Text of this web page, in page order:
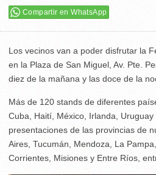
Compartir en WhatsApp
Los vecinos van a poder disfrutar la
en la Plaza de San Miguel, Av. Pte.
diez de la mañana y las doce de la
Más de 120 stands de diferentes
Cuba, Haití, México, Irlanda,
presentaciones de las provincias de
Aires, Tucumán, Mendoza, La
Corrientes, Misiones y Entre Ríos,